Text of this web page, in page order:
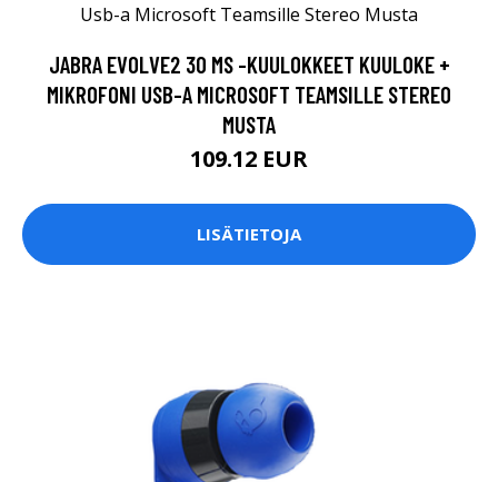
JABRA EVOLVE2 30 MS -KUULOKKEET KUULOKE +
MIKROFONI USB-A MICROSOFT TEAMSILLE STEREO
MUSTA
109.12 EUR
LISÄTIETOJA